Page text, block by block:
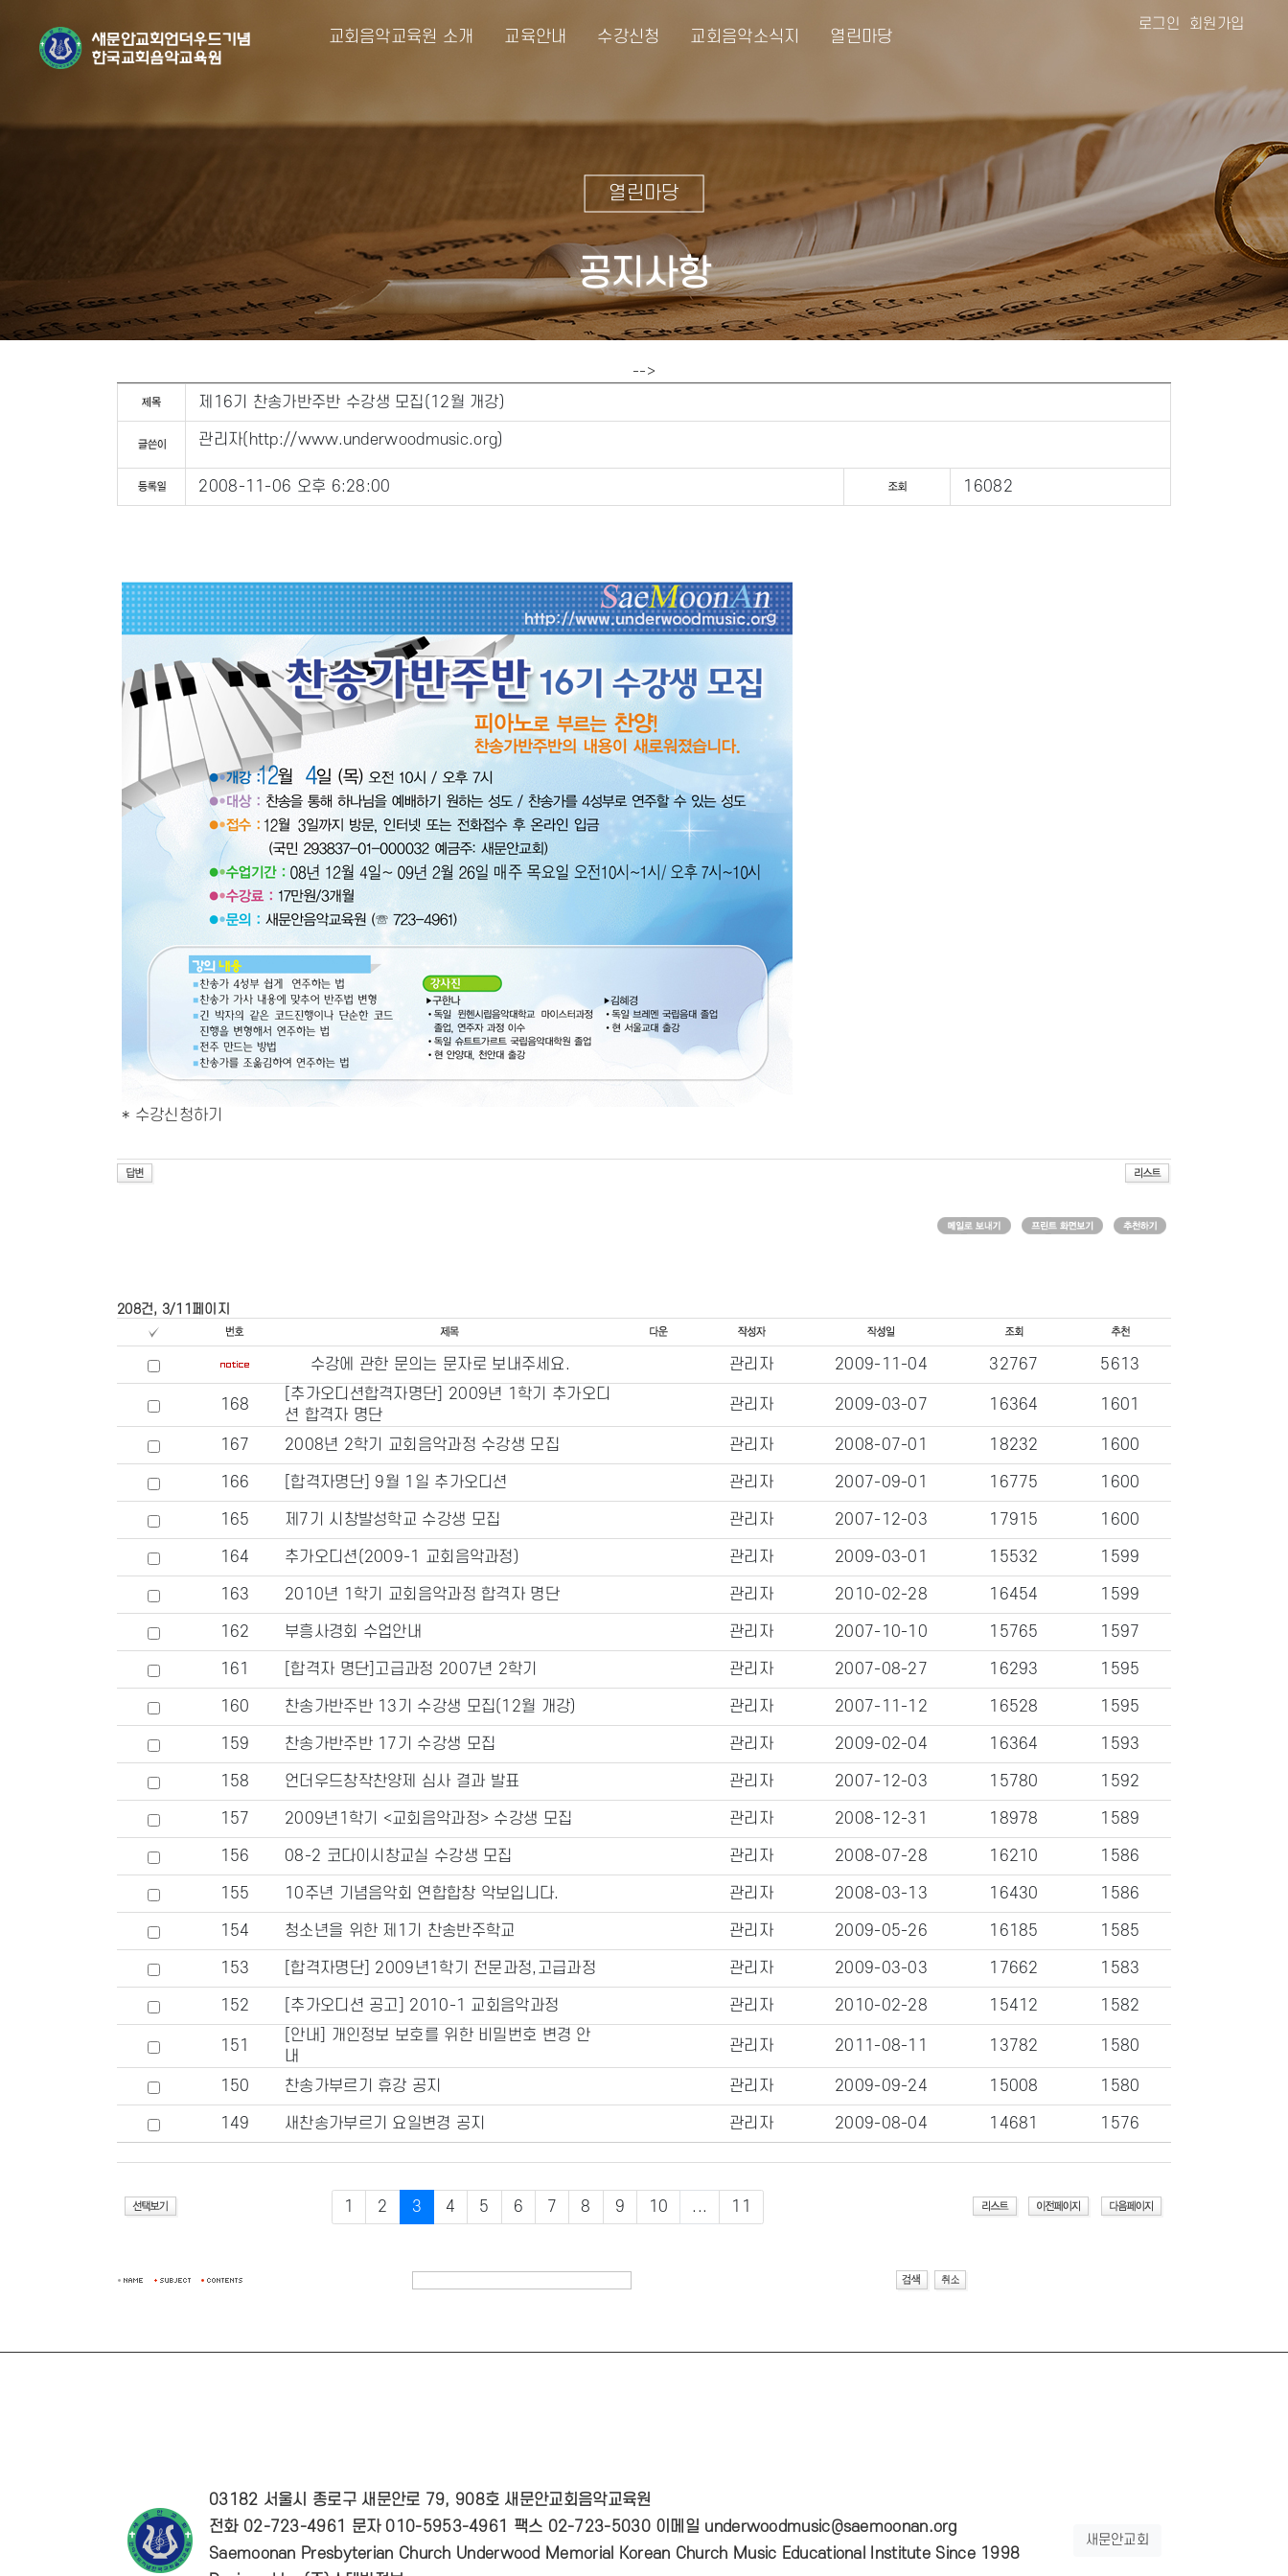
교회음악교육원 소개 교육안내 수강신청 교회음악소식지 열린마당
로그인 회원가입
열린마당
공지사항
-->
제16기 찬송가반주반 수강생 모집(12월 개강)
관리자( http://www.underwoodmusic.org)
2008-11-06 오후 6:28:00 16082
* 수강신청하기
208건, 3/11페이지
수강에 관한 문의는 문자로 보내주세요. 관리자 2009-11-04 32767 5613
168
[추가오디션합격자명단] 2009년 1학기 추가오디
션 합격자 명단
관리자 2009-03-07 16364 1601
167 2008년 2학기 교회음악과정 수강생 모집 관리자 2008-07-01 18232 1600
166 [합격자명단] 9월 1일 추가오디션 관리자 2007-09-01 16775 1600
165 제7기 시창발성학교 수강생 모집 관리자 2007-12-03 17915 1600
164 추가오디션(2009-1 교회음악과정) 관리자 2009-03-01 15532 1599
163 2010년 1학기 교회음악과정 합격자 명단 관리자 2010-02-28 16454 1599
162 부흥사경회 수업안내 관리자 2007-10-10 15765 1597
161 [합격자 명단]고급과정 2007년 2학기 관리자 2007-08-27 16293 1595
160 찬송가반주반 13기 수강생 모집(12월 개강) 관리자 2007-11-12 16528 1595
159 찬송가반주반 17기 수강생 모집 관리자 2009-02-04 16364 1593
158 언더우드창작찬양제 심사 결과 발표 관리자 2007-12-03 15780 1592
157 2009년1학기 <교회음악과정> 수강생 모집 관리자 2008-12-31 18978 1589
156 08-2 코다이시창교실 수강생 모집 관리자 2008-07-28 16210 1586
155 10주년 기념음악회 연합합창 악보입니다. 관리자 2008-03-13 16430 1586
154 청소년을 위한 제1기 찬송반주학교 관리자 2009-05-26 16185 1585
153 [합격자명단] 2009년1학기 전문과정,고급과정 관리자 2009-03-03 17662 1583
152 [추가오디션 공고] 2010-1 교회음악과정 관리자 2010-02-28 15412 1582
151
[안내] 개인정보 보호를 위한 비밀번호 변경 안
내
관리자 2011-08-11 13782 1580
150 찬송가부르기 휴강 공지 관리자 2009-09-24 15008 1580
149 새찬송가부르기 요일변경 공지 관리자 2009-08-04 14681 1576
1 2 3 4 5 6 7 8 9 10 ... 11
03182 서울시 종로구 새문안로 79, 908호 새문안교회음악교육원
전화 02-723-4961 문자 010-5953-4961 팩스 02-723-5030 이메일 underwoodmusic@saemoonan.org
Saemoonan Presbyterian Church Underwood Memorial Korean Church Music Educational Institute Since 1998
새문안교회